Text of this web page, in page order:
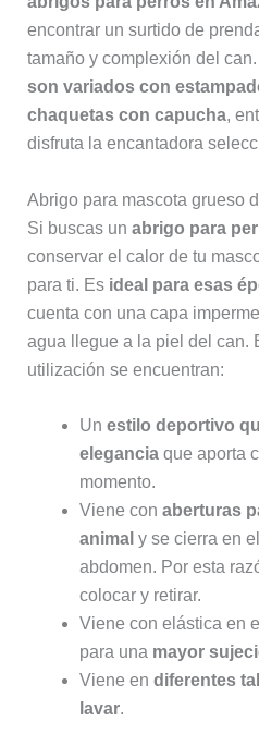
encontrar un surtido de
tamaño y complexión del
son variados con
chaquetas con capucha,
disfruta la encantadora
Abrigo para mascota grueso
Si buscas un abrigo para
conservar el calor de tu
para ti. Es ideal para esas
cuenta con una capa
agua llegue a la piel del can.
utilización se encuentran:
Un estilo deportivo
eleganciaque aporta
momento.
Viene con aberturas
animal y se cierra en
abdomen. Por esta
colocar y retirar.
Viene con elástica en
para una mayor
Viene en diferentes
lavar.